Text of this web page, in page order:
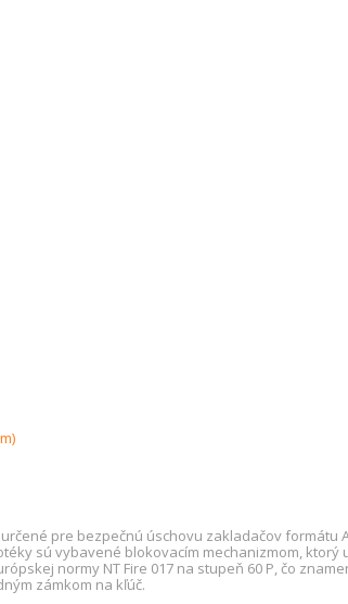
pre bezpečnú úschovu zakladačov formátu
sú vybavené blokovacím mechanizmom,
normy NT Fire 017 na stupeň 60 P, čo
zámkom na kľúč.